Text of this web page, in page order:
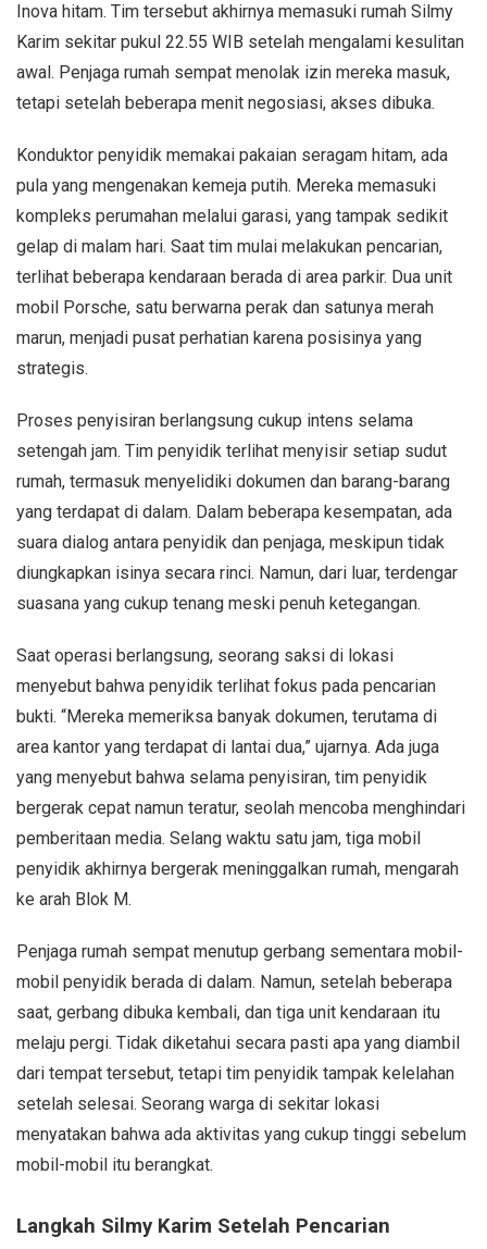
Inova hitam. Tim tersebut akhirnya memasuki rumah Silmy
Karim sekitar pukul 22.55 WIB setelah mengalami kesulitan
awal. Penjaga rumah sempat menolak izin mereka masuk,
tetapi setelah beberapa menit negosiasi, akses dibuka.
Konduktor penyidik memakai pakaian seragam hitam, ada
pula yang mengenakan kemeja putih. Mereka memasuki
kompleks perumahan melalui garasi, yang tampak sedikit
gelap di malam hari. Saat tim mulai melakukan pencarian,
terlihat beberapa kendaraan berada di area parkir. Dua unit
mobil Porsche, satu berwarna perak dan satunya merah
marun, menjadi pusat perhatian karena posisinya yang
strategis.
Proses penyisiran berlangsung cukup intens selama
setengah jam. Tim penyidik terlihat menyisir setiap sudut
rumah, termasuk menyelidiki dokumen dan barang-barang
yang terdapat di dalam. Dalam beberapa kesempatan, ada
suara dialog antara penyidik dan penjaga, meskipun tidak
diungkapkan isinya secara rinci. Namun, dari luar, terdengar
suasana yang cukup tenang meski penuh ketegangan.
Saat operasi berlangsung, seorang saksi di lokasi
menyebut bahwa penyidik terlihat fokus pada pencarian
bukti. “Mereka memeriksa banyak dokumen, terutama di
area kantor yang terdapat di lantai dua,” ujarnya. Ada juga
yang menyebut bahwa selama penyisiran, tim penyidik
bergerak cepat namun teratur, seolah mencoba menghindari
pemberitaan media. Selang waktu satu jam, tiga mobil
penyidik akhirnya bergerak meninggalkan rumah, mengarah
ke arah Blok M.
Penjaga rumah sempat menutup gerbang sementara mobil-
mobil penyidik berada di dalam. Namun, setelah beberapa
saat, gerbang dibuka kembali, dan tiga unit kendaraan itu
melaju pergi. Tidak diketahui secara pasti apa yang diambil
dari tempat tersebut, tetapi tim penyidik tampak kelelahan
setelah selesai. Seorang warga di sekitar lokasi
menyatakan bahwa ada aktivitas yang cukup tinggi sebelum
mobil-mobil itu berangkat.
Langkah Silmy Karim Setelah Pencarian